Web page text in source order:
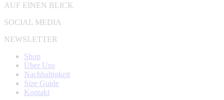
AUF EINEN BLICK
SOCIAL MEDIA
NEWSLETTER
Shop
Über Uns
Nachhaltigkeit
Size Guide
Kontakt